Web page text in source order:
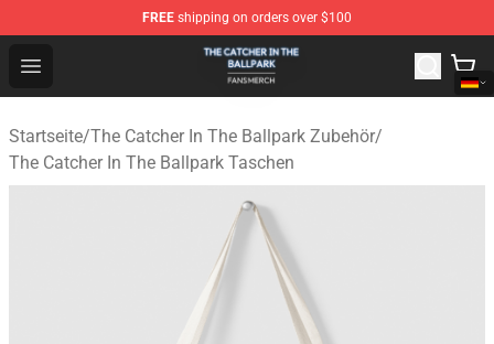
FREE shipping on orders over $100
Open menu
The Catcher In The Ballpark Shop - Official The Catcher
Startseite/The Catcher In The Ballpark Zubehör/
The Catcher In The Ballpark Taschen